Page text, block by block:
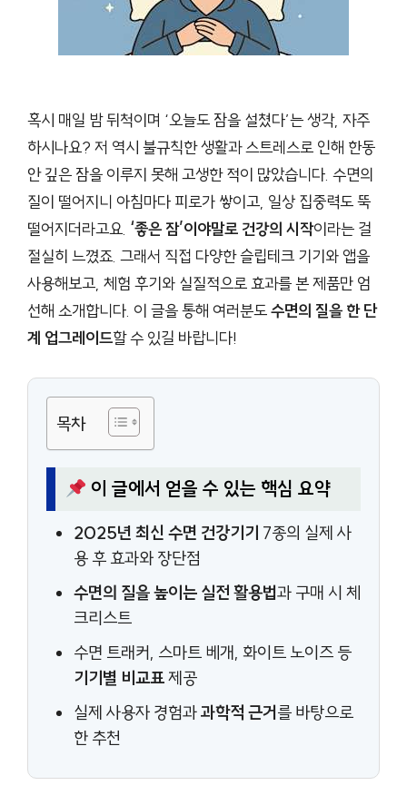
혹시 매일 밤 뒤척이며 ‘오늘도 잠을 설쳤다’는 생각, 자주
하시나요? 저 역시 불규칙한 생활과 스트레스로 인해 한동
안 깊은 잠을 이루지 못해 고생한 적이 많았습니다. 수면의
질이 떨어지니 아침마다 피로가 쌓이고, 일상 집중력도 뚝
떨어지더라고요. ‘좋은 잠’이야말로 건강의 시작이라는 걸
절실히 느꼈죠. 그래서 직접 다양한 슬립테크 기기와 앱을
사용해보고, 체험 후기와 실질적으로 효과를 본 제품만 엄
선해 소개합니다. 이 글을 통해 여러분도수면의 질을 한 단
계 업그레이드할 수 있길 바랍니다!
목차
이 글에서 얻을 수 있는 핵심 요약
2025년 최신 수면 건강기기 7종의 실제 사
용 후 효과와 장단점
수면의 질을 높이는 실전 활용법과 구매 시 체
크리스트
수면 트래커, 스마트 베개, 화이트 노이즈 등
기기별 비교표제공
실제 사용자 경험과과학적 근거를 바탕으로
한 추천